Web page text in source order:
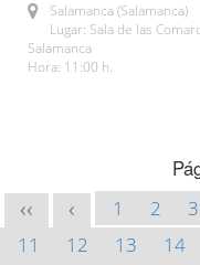
Salamanca (Salamanca)
Lugar: Sala de las
Salamanca
Hora: 11:00 h.
<< < 1 2 3
11
12 13 14